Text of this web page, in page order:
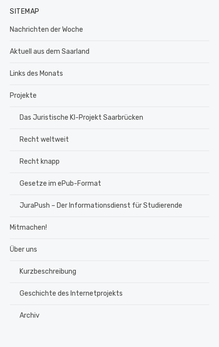
SITEMAP
Nachrichten der Woche
Aktuell aus dem Saarland
Links des Monats
Projekte
Das Juristische KI-Projekt Saarbrücken
Recht weltweit
Recht knapp
Gesetze im ePub-Format
JuraPush – Der Informationsdienst für Studierende
Mitmachen!
Über uns
Kurzbeschreibung
Geschichte des Internetprojekts
Archiv